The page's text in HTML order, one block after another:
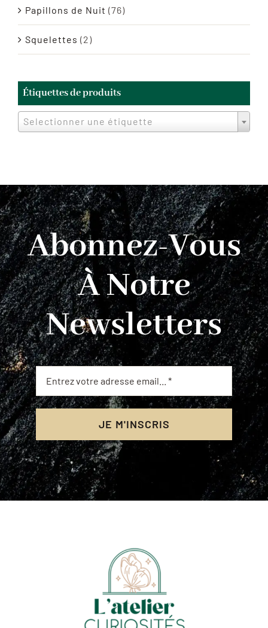
Papillons de Nuit (76)
Squelettes (2)
Étiquettes de produits
Selectionner une étiquette
Abonnez-Vous
À Notre
Newsletters
JE M'INSCRIS